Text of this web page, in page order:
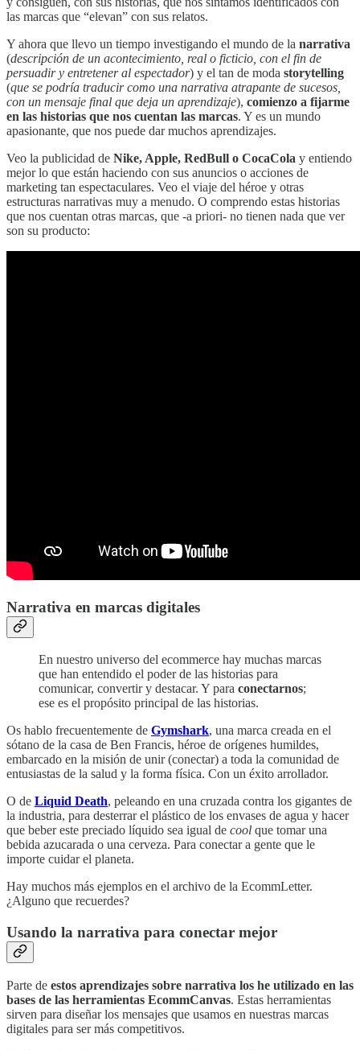
las marcas que “elevan” con sus relatos.
Y ahora que llevo un tiempo investigando el mundo de la narrativa
(descripción de un acontecimiento, real o ficticio, con el fin de
persuadir y entretener al espectador) y el tan de moda storytelling
(que se podría traducir como una narrativa atrapante de sucesos,
con un mensaje final que deja un aprendizaje), comienzo a fijarme
en las historias que nos cuentan las marcas. Y es un mundo
apasionante, que nos puede dar muchos aprendizajes.
Veo la publicidad de Nike, Apple, RedBull o CocaCola y entiendo
mejor lo que están haciendo con sus anuncios o acciones de
marketing tan espectaculares. Veo el viaje del héroe y otras
estructuras narrativas muy a menudo. O comprendo estas historias
que nos cuentan otras marcas, que -a priori- no tienen nada que ver
son su producto:
Narrativa en marcas digitales
En nuestro universo del ecommerce hay muchas marcas
que han entendido el poder de las historias para
comunicar, convertir y destacar. Y para conectarnos;
ese es el propósito principal de las historias.
Os hablo frecuentemente de Gymshark, una marca creada en el
sótano de la casa de Ben Francis, héroe de orígenes humildes,
embarcado en la misión de unir (conectar) a toda la comunidad de
entusiastas de la salud y la forma física. Con un éxito arrollador.
O de Liquid Death, peleando en una cruzada contra los gigantes de
la industria, para desterrar el plástico de los envases de agua y hacer
que beber este preciado líquido sea igual de cool que tomar una
bebida azucarada o una cerveza. Para conectar a gente que le
importe cuidar el planeta.
Hay muchos más ejemplos en el archivo de la EcommLetter.
¿Alguno que recuerdes?
Usando la narrativa para conectar mejor
Parte de estos aprendizajes sobre narrativa los he utilizado en las
bases de las herramientas EcommCanvas. Estas herramientas
sirven para diseñar los mensajes que usamos en nuestras marcas
digitales para ser más competitivos.